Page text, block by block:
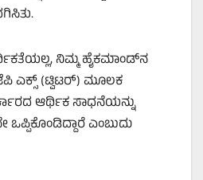
ನಿಮ್ಮ ಹೈಕಮಾಂಡ್‌ನ
ಎಕ್ಸ್ (ಟ್ವಿಟರ್) ಮೂಲಕ
ಆರ್ಥಿಕ ಸಾಧನೆಯನ್ನು
ಎಂಬುದು